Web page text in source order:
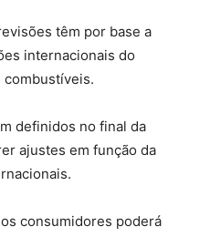
têm por base a
internacionais do
combustíveis.
definidos no final da
ajustes em função da
consumidores poderá